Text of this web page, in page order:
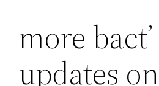
more bact’
updates on